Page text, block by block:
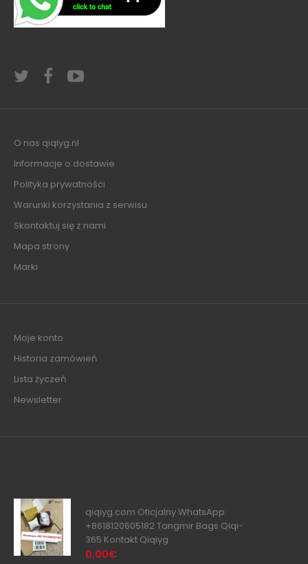
O nas qiqiyg.nl
Informacje o dostawie
Polityka prywatności
Warunki korzystania z serwisu
Skontaktuj się z nami
Mapa strony
Marki
Moje konto
Historia zamówień
Lista życzeń
Newsletter
qiqiyg.com Oficjalny WhatsApp:
+8618120605182 Tangmir Bags Qiqi-
365 Kontakt Qiqiyg
0,00€